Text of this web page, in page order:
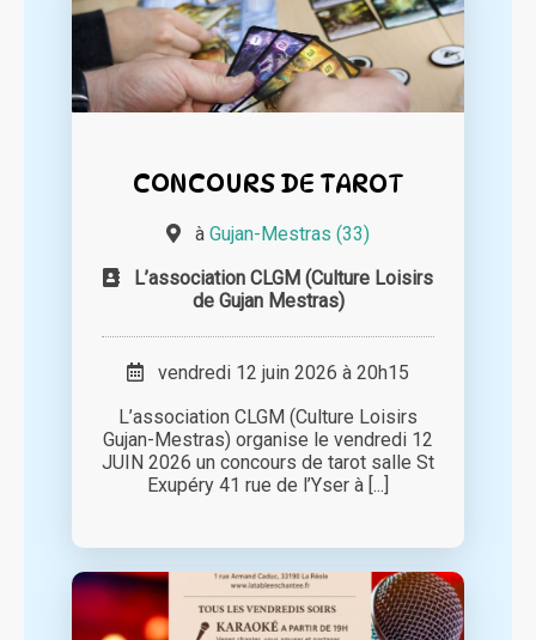
CONCOURS DE TAROT
à Gujan-Mestras (33)
L’association CLGM (Culture Loisirs
de Gujan Mestras)
vendredi 12 juin 2026 à 20h15
L’association CLGM (Culture Loisirs
Gujan-Mestras) organise le vendredi 12
JUIN 2026 un concours de tarot salle St
Exupéry 41 rue de l’Yser à [...]